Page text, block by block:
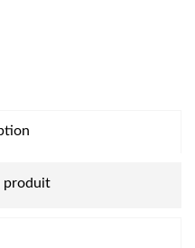
produit